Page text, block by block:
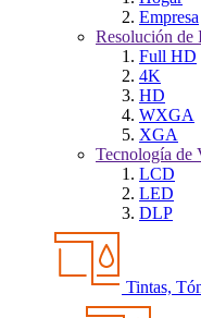
Empresa
Resolución de
Full HD
4K
HD
WXGA
XGA
Tecnología de
LCD
LED
DLP
Tintas,